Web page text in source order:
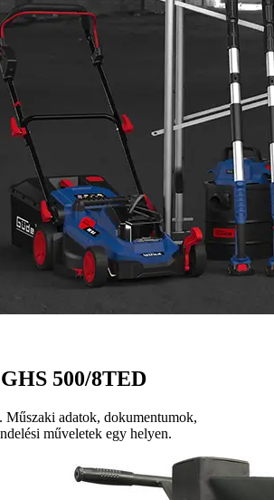
500/8TED
Műszaki adatok, dokumentumok,
műveletek egy helyen.